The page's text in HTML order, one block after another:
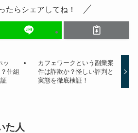
たらシェアしてね！
ッ
仕組
カフェワークという副業案
件は詐欺か？怪しい評判と
実態を徹底検証！
た人